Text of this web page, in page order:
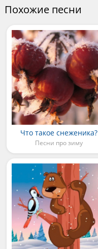
Похожие песни
Что такое снеженика?
Песни про зиму